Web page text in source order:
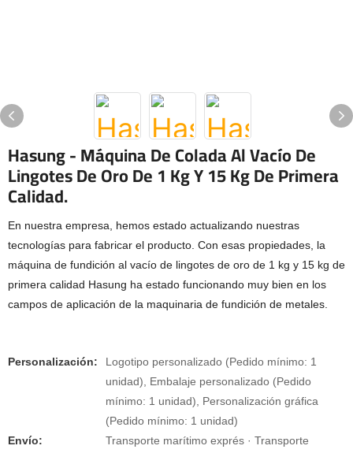
Hasung - Máquina De Colada Al Vacío De
Lingotes De Oro De 1 Kg Y 15 Kg De Primera
Calidad.
En nuestra empresa, hemos estado actualizando nuestras
tecnologías para fabricar el producto. Con esas propiedades, la
máquina de fundición al vacío de lingotes de oro de 1 kg y 15 kg de
primera calidad Hasung ha estado funcionando muy bien en los
campos de aplicación de la maquinaria de fundición de metales.
Personalización:
Logotipo personalizado (Pedido mínimo: 1
unidad), Embalaje personalizado (Pedido
mínimo: 1 unidad), Personalización gráfica
(Pedido mínimo: 1 unidad)
Envío:
Transporte marítimo exprés · Transporte